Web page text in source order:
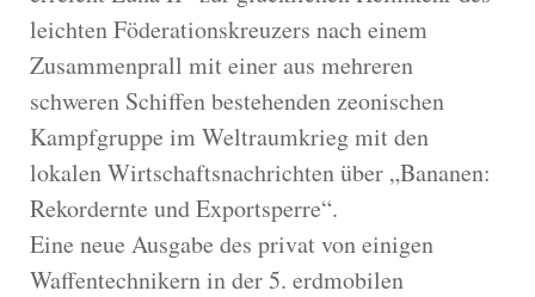
leichten Föderationskreuzers nach einem
Zusammenprall mit einer aus mehreren
schweren Schiffen bestehenden zeonischen
Kampfgruppe im Weltraumkrieg mit den
lokalen Wirtschaftsnachrichten über „Bananen:
Rekordernte und Exportsperre“.
Eine neue Ausgabe des privat von einigen
Waffentechnikern in der 5. erdmobilen